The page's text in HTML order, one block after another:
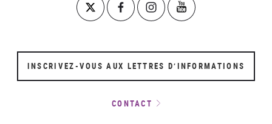
INSCRIVEZ-VOUS AUX LETTRES D’INFORMATIONS
CONTACT